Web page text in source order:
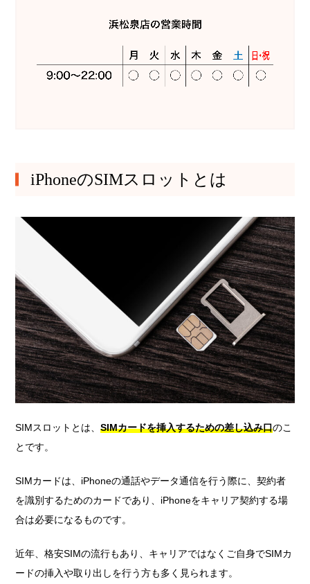
iPhoneのSIMスロットとは
SIMスロットとは、SIMカードを挿入するための差し込み口のこ
とです。
SIMカードは、iPhoneの通話やデータ通信を行う際に、契約者
を識別するためのカードであり、iPhoneをキャリア契約する場
合は必要になるものです。
近年、格安SIMの流行もあり、キャリアではなくご自身でSIMカ
ードの挿入や取り出しを行う方も多く見られます。